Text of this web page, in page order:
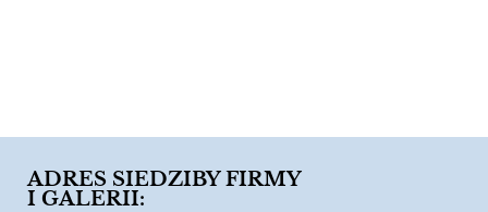
ADRES SIEDZIBY FIRMY
I GALERII: